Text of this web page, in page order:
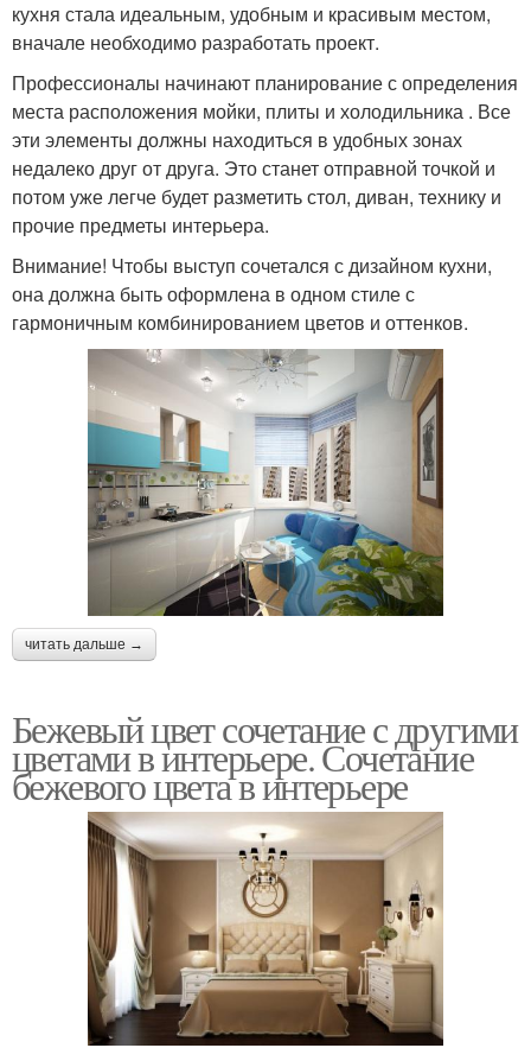
кухня стала идеальным, удобным и красивым местом,
вначале необходимо разработать проект.
Профессионалы начинают планирование с определения
места расположения мойки, плиты и холодильника . Все
эти элементы должны находиться в удобных зонах
недалеко друг от друга. Это станет отправной точкой и
потом уже легче будет разметить стол, диван, технику и
прочие предметы интерьера.
Внимание! Чтобы выступ сочетался с дизайном кухни,
она должна быть оформлена в одном стиле с
гармоничным комбинированием цветов и оттенков.
читать дальше →
Бежевый цвет сочетание с другими
цветами в интерьере. Сочетание
бежевого цвета в интерьере